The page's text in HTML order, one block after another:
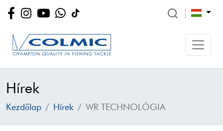
Hírek
Kezdőlap Hírek WR TECHNOLÓGIA